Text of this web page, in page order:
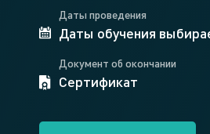
Даты проведения
Даты обучения
Документ об окончании
Сертификат